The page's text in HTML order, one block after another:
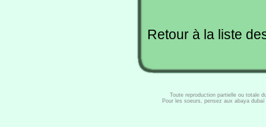
Retour à la liste
Toute reproduction partielle ou totale
Pour les soeurs, pensez aux abaya